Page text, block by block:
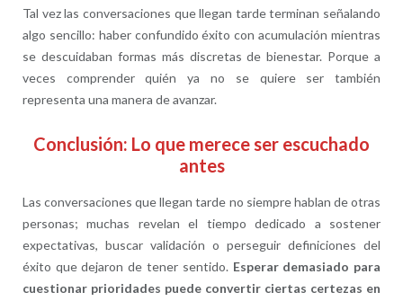
Tal vez las conversaciones que llegan tarde terminan señalando
algo sencillo: haber confundido éxito con acumulación mientras
se descuidaban formas más discretas de bienestar. Porque a
veces comprender quién ya no se quiere ser también
representa una manera de avanzar.
Conclusión: Lo que merece ser escuchado
antes
Las conversaciones que llegan tarde no siempre hablan de otras
personas; muchas revelan el tiempo dedicado a sostener
expectativas, buscar validación o perseguir definiciones del
éxito que dejaron de tener sentido. Esperar demasiado para
cuestionar prioridades puede convertir ciertas certezas en